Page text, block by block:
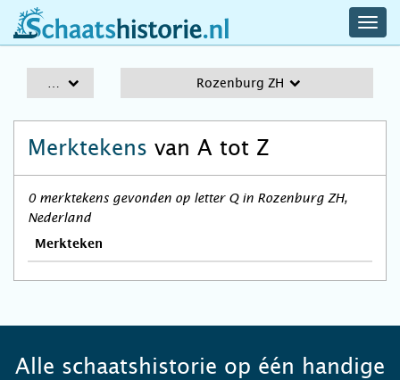
schaatshistorie.nl
Rozenburg ZH
Merktekens van A tot Z
0 merktekens gevonden op letter Q in Rozenburg ZH,
Nederland
Merkteken
Alle schaatshistorie op één handige